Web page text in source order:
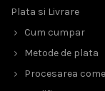
Plata si Livrare
Cum cumpar
Metode de plata
Procesarea